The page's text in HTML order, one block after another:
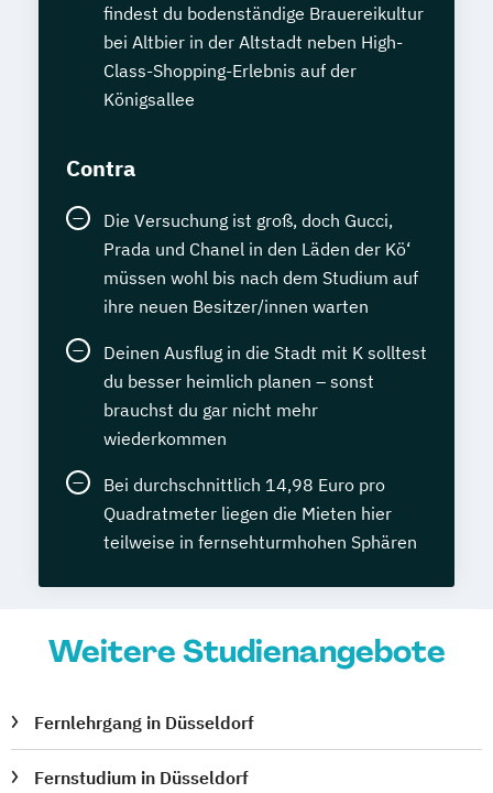
findest du bodenständige Brauereikultur
bei Altbier in der Altstadt neben High-
Class-Shopping-Erlebnis auf der
Königsallee
Contra
Die Versuchung ist groß, doch Gucci,
Prada und Chanel in den Läden der Kö‘
müssen wohl bis nach dem Studium auf
ihre neuen Besitzer/innen warten
Deinen Ausflug in die Stadt mit K solltest
du besser heimlich planen – sonst
brauchst du gar nicht mehr
wiederkommen
Bei durchschnittlich 14,98 Euro pro
Quadratmeter liegen die Mieten hier
teilweise in fernsehturmhohen Sphären
Weitere Studienangebote
Fernlehrgang in Düsseldorf
Fernstudium in Düsseldorf